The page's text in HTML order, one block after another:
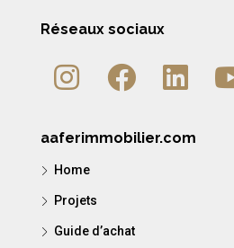
Réseaux sociaux
aaferimmobilier.com
Home
Projets
Guide d’achat